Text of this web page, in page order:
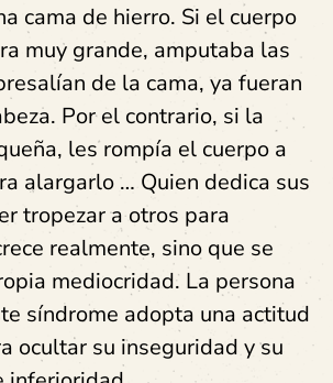
cama de hierro. Si el cuerpo
muy grande, amputaba las
de la cama, ya fueran
Por el contrario, si la
les rompía el cuerpo a
alargarlo … Quien dedica sus
tropezar a otros para
realmente, sino que se
mediocridad. La persona
síndrome adopta una actitud
ocultar su inseguridad y su